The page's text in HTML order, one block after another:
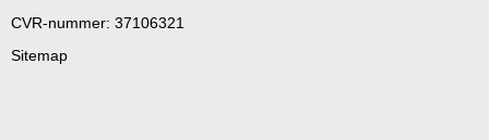
CVR-nummer: 37106321
Sitemap